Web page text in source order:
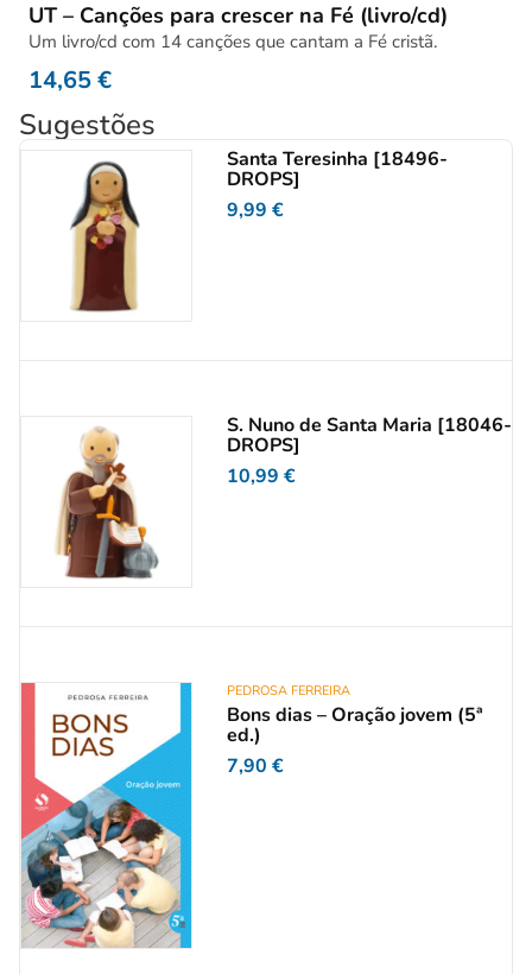
UT – Canções para crescer na Fé (livro/cd)
Um livro/cd com 14 canções que cantam a Fé cristã.
14,65€
Sugestões
Santa Teresinha [18496-
DROPS]
9,99 €
S. Nuno de Santa Maria [18046-
DROPS]
10,99 €
PEDROSA FERREIRA
Bons dias – Oração jovem (5ª
ed.)
7,90 €